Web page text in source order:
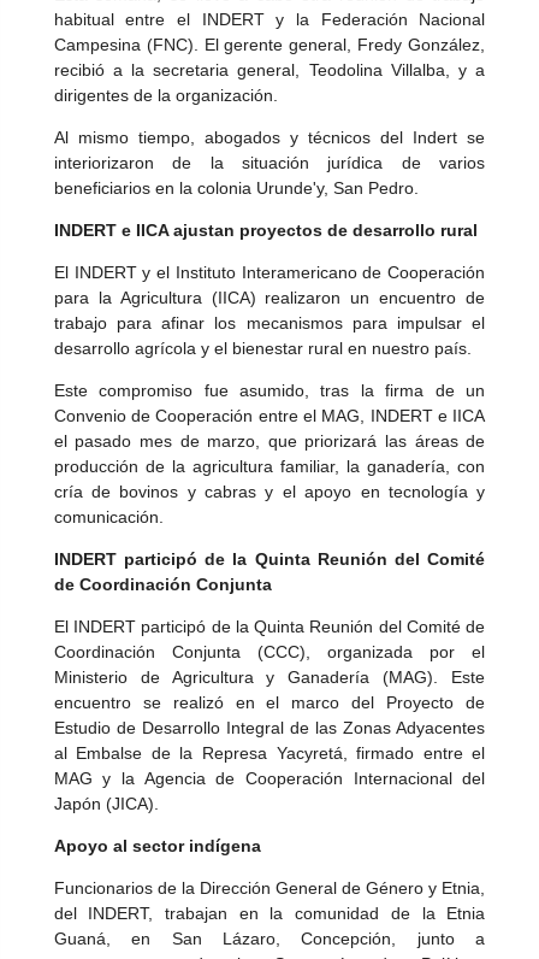
habitual entre el INDERT y la Federación Nacional
Campesina (FNC). El gerente general, Fredy González,
recibió a la secretaria general, Teodolina Villalba, y a
dirigentes de la organización.
Al mismo tiempo, abogados y técnicos del Indert se
interiorizaron de la situación jurídica de varios
beneficiarios en la colonia Urunde'y, San Pedro.
INDERT e IICA ajustan proyectos de desarrollo rural
El INDERT y el Instituto Interamericano de Cooperación
para la Agricultura (IICA) realizaron un encuentro de
trabajo para afinar los mecanismos para impulsar el
desarrollo agrícola y el bienestar rural en nuestro país.
Este compromiso fue asumido, tras la firma de un
Convenio de Cooperación entre el MAG, INDERT e IICA
el pasado mes de marzo, que priorizará las áreas de
producción de la agricultura familiar, la ganadería, con
cría de bovinos y cabras y el apoyo en tecnología y
comunicación.
INDERT participó de la Quinta Reunión del Comité
de Coordinación Conjunta
El INDERT participó de la Quinta Reunión del Comité de
Coordinación Conjunta (CCC), organizada por el
Ministerio de Agricultura y Ganadería (MAG). Este
encuentro se realizó en el marco del Proyecto de
Estudio de Desarrollo Integral de las Zonas Adyacentes
al Embalse de la Represa Yacyretá, firmado entre el
MAG y la Agencia de Cooperación Internacional del
Japón (JICA).
Apoyo al sector indígena
Funcionarios de la Dirección General de Género y Etnia,
del INDERT, trabajan en la comunidad de la Etnia
Guaná, en San Lázaro, Concepción, junto a